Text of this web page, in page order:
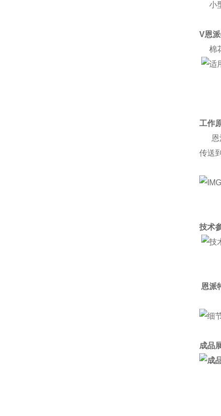
小
V恩
棉
工作
恩
传送
技术
恩派
成品